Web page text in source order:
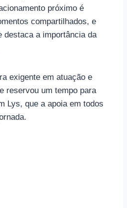
próximo é
compartilhados, e
destaca a importância da
exigente em atuação e
reservou um tempo para
Lys, que a apoia em todos